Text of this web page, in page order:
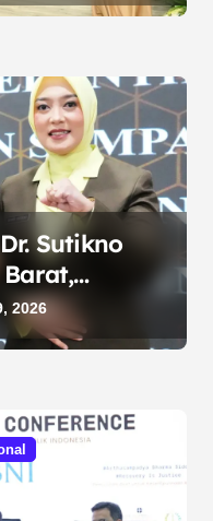
Sutikno
Hukum
2026